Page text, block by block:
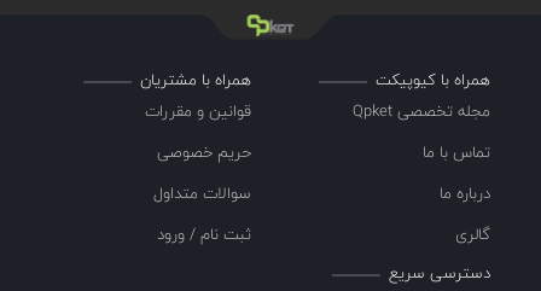
همراه با کیوپیکت
مجله تخصصی Qpket
تماس با ما
درباره ما
گالری
همراه با مشتریان
قوانین و مقررات
حریم خصوصی
سوالات متداول
ثبت نام / ورود
دسترسی سریع